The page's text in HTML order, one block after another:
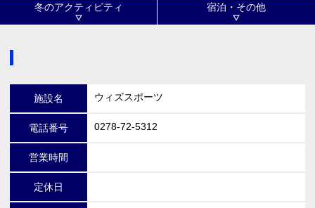
冬のアクティビティ 宿泊・その他
施設名 ウィズスポーツ
電話番号 0278-72-5312
営業時間
定休日